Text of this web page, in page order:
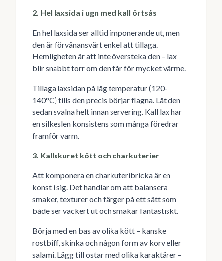
2. Hel laxsida i ugn med kall örtsås
En hel laxsida ser alltid imponerande ut, men
den är förvånansvärt enkel att tillaga.
Hemligheten är att inte översteka den – lax
blir snabbt torr om den får för mycket värme.
Tillaga laxsidan på låg temperatur (120-
140°C) tills den precis börjar flagna. Låt den
sedan svalna helt innan servering. Kall lax har
en silkeslen konsistens som många föredrar
framför varm.
3. Kallskuret kött och charkuterier
Att komponera en charkuteribricka är en
konst i sig. Det handlar om att balansera
smaker, texturer och färger på ett sätt som
både ser vackert ut och smakar fantastiskt.
Börja med en bas av olika kött – kanske
rostbiff, skinka och någon form av korv eller
salami. Lägg till ostar med olika karaktärer –